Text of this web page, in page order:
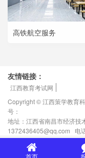
高铁航空服务
友情链接：
江西教育考试网
Copyright © 江西策学教育
号：
地址：江西省南昌市经济技
1372436405@qq.com 电
首页